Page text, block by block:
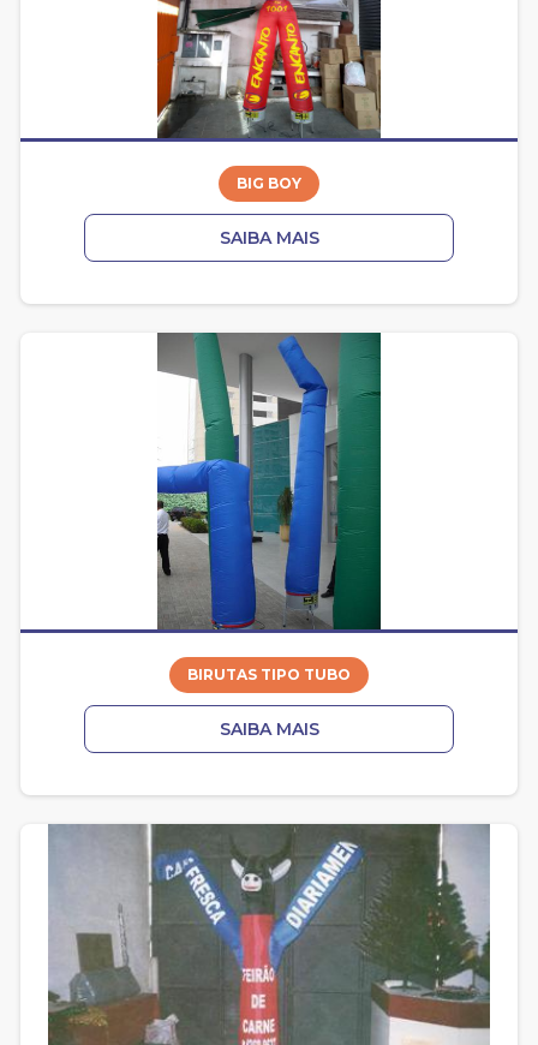
BIG BOY
SAIBA MAIS
BIRUTAS TIPO TUBO
SAIBA MAIS